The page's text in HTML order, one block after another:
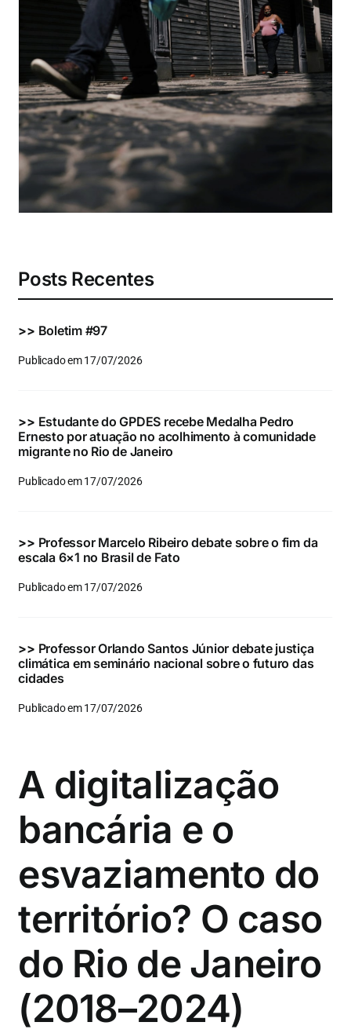
Eventos e Certificados
Comunicação
Buscar
resultados
para:
Posts Recentes
>> Boletim #97
Publicado em 17/07/2026
>> Estudante do GPDES recebe Medalha Pedro
Ernesto por atuação no acolhimento à comunidade
migrante no Rio de Janeiro
Publicado em 17/07/2026
>> Professor Marcelo Ribeiro debate sobre o fim da
escala 6×1 no Brasil de Fato
Publicado em 17/07/2026
>> Professor Orlando Santos Júnior debate justiça
climática em seminário nacional sobre o futuro das
cidades
Publicado em 17/07/2026
A digitalização
bancária e o
esvaziamento do
território? O caso
do Rio de Janeiro
(2018–2024)